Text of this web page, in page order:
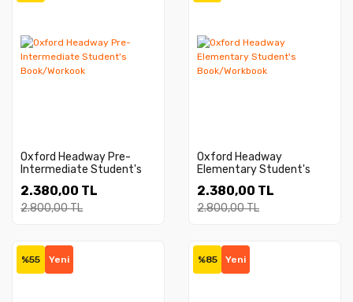
Oxford Headway Pre-
Intermediate Student's
2.380,00 TL
2.800,00 TL
Oxford Headway
Elementary Student's
2.380,00 TL
2.800,00 TL
%55 Yeni %85 Yeni